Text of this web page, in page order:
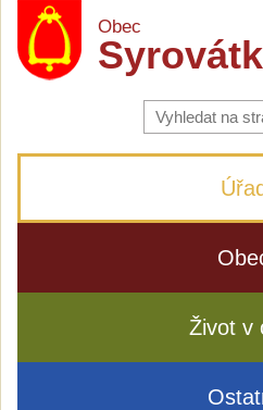
Obec
Vyhledávání
na
stránkách
Úřad
Život v